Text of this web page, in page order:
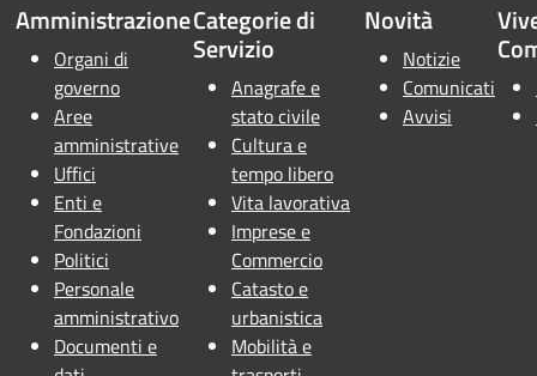
Amministrazione
Organi di
governo
Aree
amministrative
Uffici
Enti e
Fondazioni
Politici
Personale
amministrativo
Documenti e
Categorie di
Servizio
Anagrafe e
stato civile
Cultura e
tempo libero
Vita lavorativa
Imprese e
Commercio
Catasto e
urbanistica
Mobilità e
Novità
Notizie
Comunicati
Avvisi